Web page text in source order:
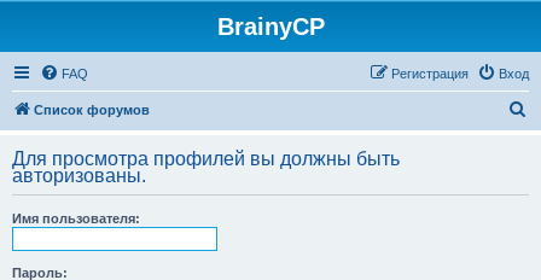
BrainyCP
FAQ Вход
Регистрация
Список форумов
с
Для просмотра профилей вы должны быть
авторизованы.
Имя пользователя:
Пароль: